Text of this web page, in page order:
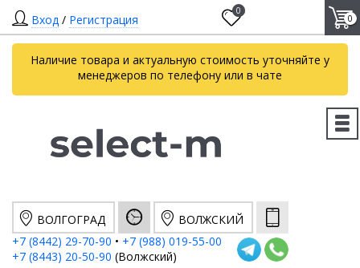
Вход / Регистрация
0
0
Наличие товара и актуальную стоимость уточняйте у
менеджеров по телефону или в чате
ВОЛГОГРАД
ВОЛЖСКИЙ
+7 (8442) 29-70-90 • +7 (988) 019-55-00
+7 (8443) 20-50-90 (Волжский)